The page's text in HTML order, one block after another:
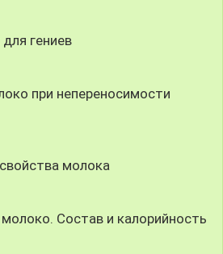
гениев
при непереносимости
молока
Состав и калорийность